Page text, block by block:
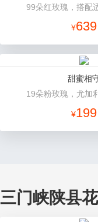
99朵红玫瑰，搭配
¥639
甜蜜相
19朵粉玫瑰，尤加
¥199
三门峡陕县